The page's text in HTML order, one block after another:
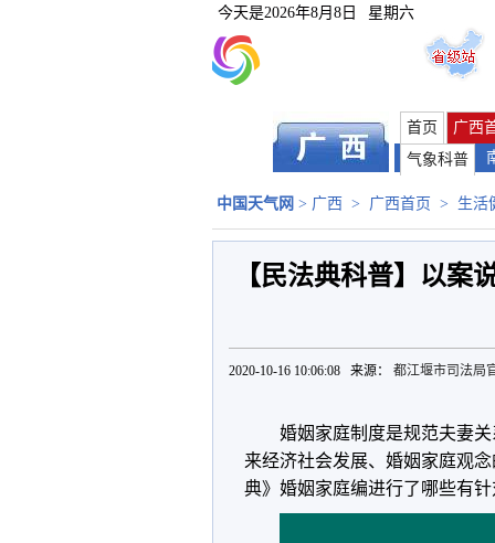
今天是2026年8月8日 星期六
首页
广西
气象科普
中国天气网 > 广西 > 广西首页 > 生活
【民法典科普】以案
2020-10-16 10:06:08 来源： 都江堰市司法局
婚姻家庭制度是规范夫妻
来经济社会发展、婚姻家庭观
典》婚姻家庭编进行了哪些有